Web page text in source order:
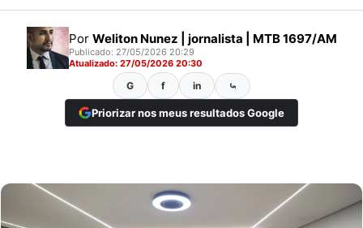
Por Weliton Nunez | jornalista | MTB 1697/AM
Publicado: 27/05/2026 20:29
Atualizado: 27/05/2026 20:30
G f in ⤿
Priorizar nos meus resultados Google